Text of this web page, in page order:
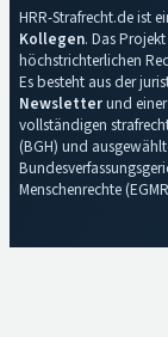
HRR-Strafrecht.de ist
Kollegen. Das
höchstrichterlichen
Es besteht aus der
Newsletterund einer
vollständigen
(BGH) und
Menschenrechte